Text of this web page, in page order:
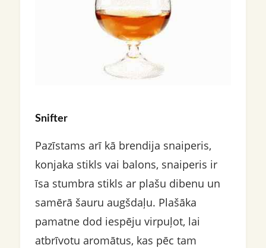
Snifter
Pazīstams arī kā brendija snaiperis,
konjaka stikls vai balons, snaiperis ir
īsa stumbra stikls ar plašu dibenu un
samērā šauru augšdaļu. Plašāka
pamatne dod iespēju virpuļot, lai
atbrīvotu aromātus, kas pēc tam